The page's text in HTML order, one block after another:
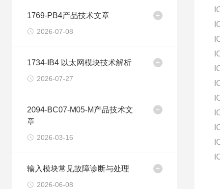
1769-PB4产品技术文章
2026-07-08
1734-IB4 以太网模块技术解析
2026-07-27
2094-BC07-M05-M产品技术文
章
2026-03-16
输入模块常见故障诊断与处理
2026-06-08